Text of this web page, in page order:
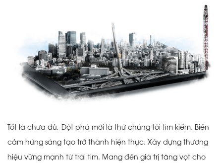
Tốt là chưa đủ, Đột phá mới là thứ chúng tôi tìm kiếm. Biến
cảm hứng sáng tạo trở thành hiện thực. Xây dựng thương
hiệu vững mạnh từ trái tim. Mang đến giá trị tăng vọt cho